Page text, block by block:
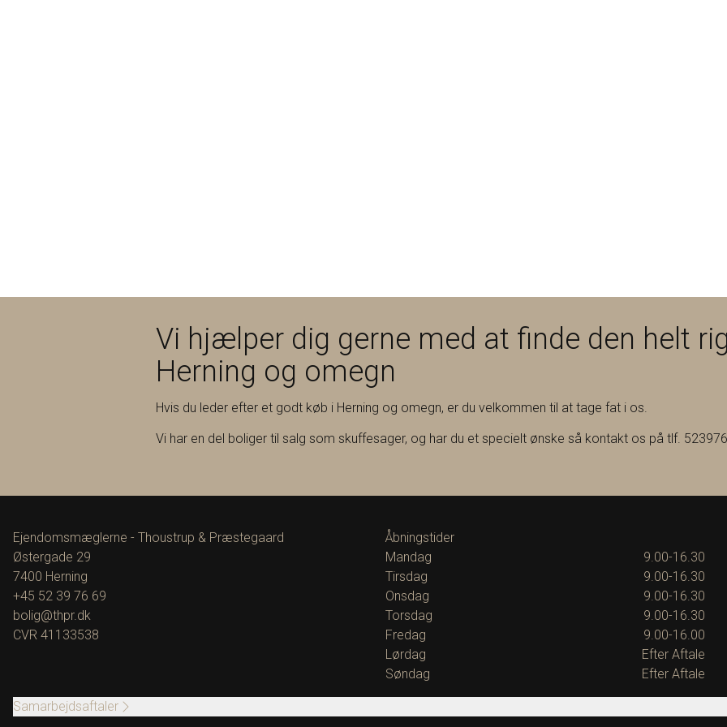
Vi hjælper dig gerne med at finde den helt
Herning og omegn
Hvis du leder efter et godt køb i Herning og omegn, er du velkommen til at tage fat i os.
Vi har en del boliger til salg som skuffesager, og har du et specielt ønske så kontakt os på tlf.
Ejendomsmæglerne - Thoustrup & Præstegaard
Østergade 29
7400 Herning
+45 52 39 76 69
bolig@thpr.dk
CVR 41133538
Åbningstider
Mandag
9.00-16.30
Tirsdag
9.00-16.30
Onsdag
9.00-16.30
Torsdag
9.00-16.30
Fredag
9.00-16.00
Lørdag
Efter Aftale
Søndag
Efter Aftale
Samarbejdsaftaler